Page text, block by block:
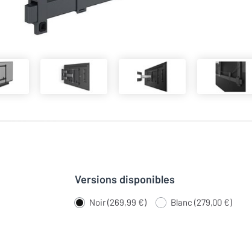
Versions disponibles
Noir (269,99 €) Blanc (279,00 €)